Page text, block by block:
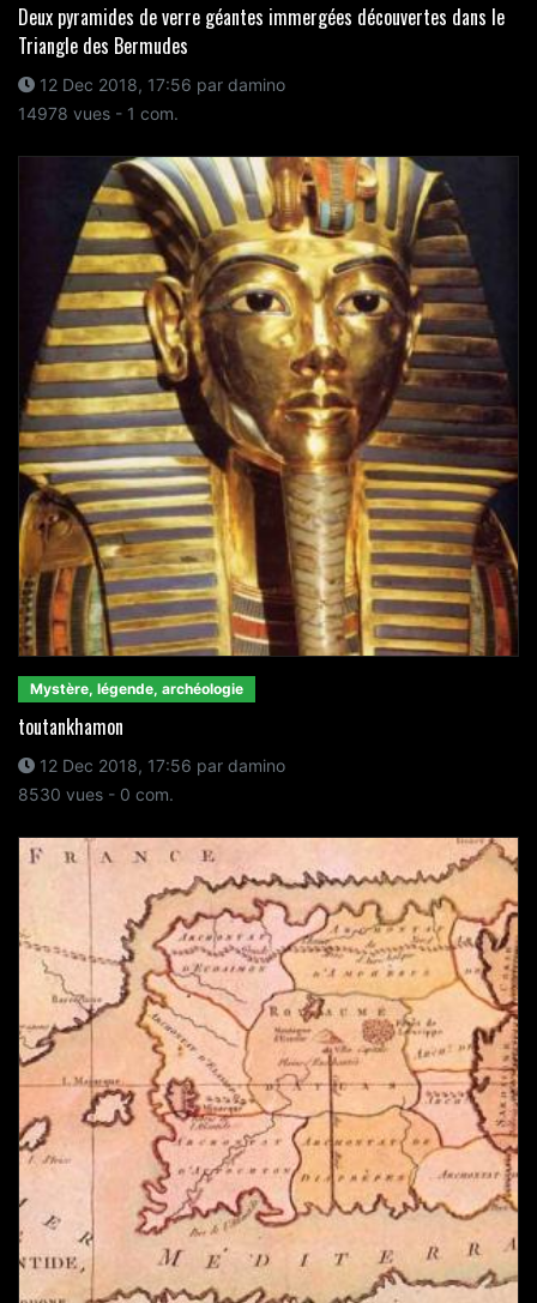
Deux pyramides de verre géantes immergées découvertes dans le
Triangle des Bermudes
12 Dec 2018, 17:56 par damino
14978 vues - 1 com.
Mystère, légende, archéologie
toutankhamon
12 Dec 2018, 17:56 par damino
8530 vues - 0 com.